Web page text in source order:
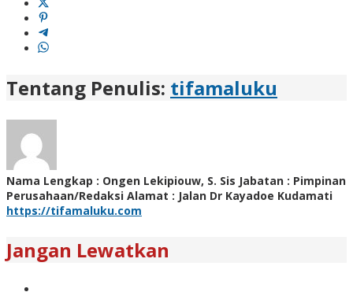
Tentang Penulis: tifamaluku
Nama Lengkap : Ongen Lekipiouw, S. Sis Jabatan : Pimpinan
Perusahaan/Redaksi Alamat : Jalan Dr Kayadoe Kudamati
https://tifamaluku.com
Jangan Lewatkan